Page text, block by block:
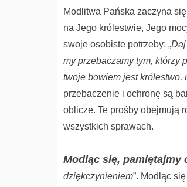
Modlitwa Pańska zaczyna
na Jego królestwie, Jego
swoje osobiste potrzeby: „
my przebaczamy tym, którzy
twoje bowiem jest królestwo,
przebaczenie i ochronę są
oblicze. Te prośby obejmują
wszystkich sprawach.
Modląc się, pamiętajmy
dziękczynieniem”. Modląc